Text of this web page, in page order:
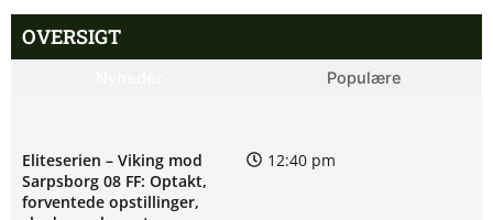
OVERSIGT
Populære
Eliteserien – Viking mod
Sarpsborg 08 FF: Optakt,
forventede opstillinger,
12:40 pm